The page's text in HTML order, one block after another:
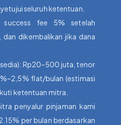
seluruh ketentuan.
success fee 5% setelah
dan dikembalikan jika dana
Rp20–500 juta, tenor
flat/bulan (estimasi
ketentuan mitra.
penyalur pinjaman kami
per bulan berdasarkan